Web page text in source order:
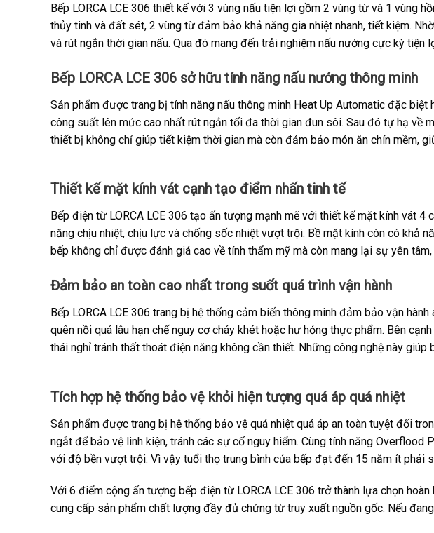
Bếp LORCA LCE 306 thiết kế với 3 vùng nấu tiện lợi gồm 2 vùng từ và 1 vùng
thủy tinh và đất sét, 2 vùng từ đảm bảo khả năng gia nhiệt nhanh, tiết kiệm.
và rút ngắn thời gian nấu. Qua đó mang đến trải nghiệm nấu nướng cực kỳ tiện
Bếp LORCA LCE 306 sở hữu tính năng nấu nướng thông minh
Sản phẩm được trang bị tính năng nấu thông minh Heat Up Automatic đặc
công suất lên mức cao nhất rút ngắn tối đa thời gian đun sôi. Sau đó tự hạ
thiết bị không chỉ giúp tiết kiệm thời gian mà còn đảm bảo món ăn chín mềm,
Thiết kế mặt kính vát cạnh tạo điểm nhấn tinh tế
Bếp điện từ LORCA LCE 306 tạo ấn tượng mạnh mẽ với thiết kế mặt kính vát
năng chịu nhiệt, chịu lực và chống sốc nhiệt vượt trội. Bề mặt kính còn có khả
bếp không chỉ được đánh giá cao về tính thẩm mỹ mà còn mang lại sự yên
Đảm bảo an toàn cao nhất trong suốt quá trình vận hành
Bếp LORCA LCE 306 trang bị hệ thống cảm biến thông minh đảm bảo vận
quên nồi quá lâu hạn chế nguy cơ cháy khét hoặc hư hỏng thực phẩm. Bên
thái nghỉ tránh thất thoát điện năng không cần thiết. Những công nghệ này
Tích hợp hệ thống bảo vệ khỏi hiện tượng quá áp quá nhiệt
Sản phẩm được trang bị hệ thống bảo vệ quá nhiệt quá áp an toàn tuyệt đối
ngắt để bảo vệ linh kiện, tránh các sự cố nguy hiểm. Cùng tính năng
với độ bền vượt trội. Vì vậy tuổi thọ trung bình của bếp đạt đến 15 năm ít phải
Với 6 điểm cộng ấn tượng bếp điện từ LORCA LCE 306 trở thành lựa chọn
cung cấp sản phẩm chất lượng đầy đủ chứng từ truy xuất nguồn gốc. Nếu